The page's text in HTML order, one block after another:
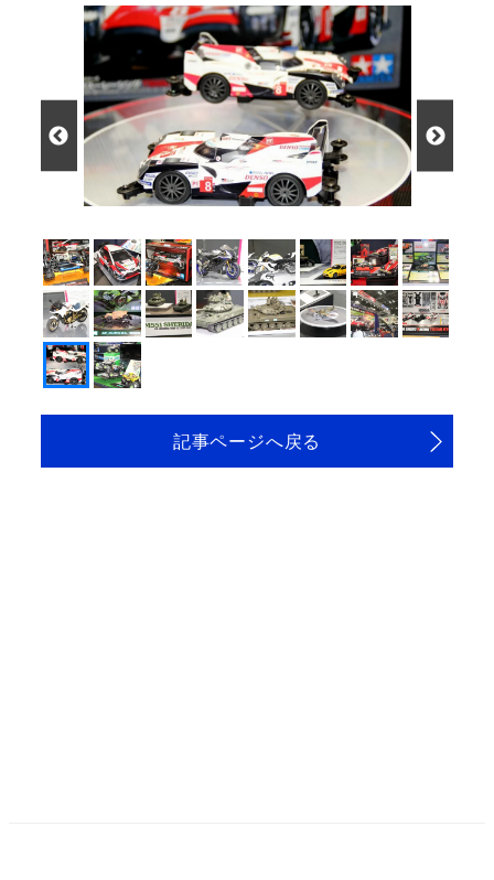
記事ページへ戻る